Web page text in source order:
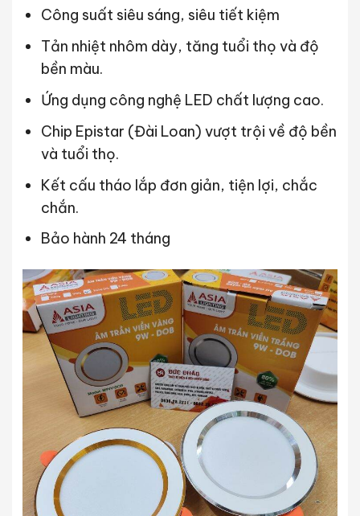
Công suất siêu sáng, siêu tiết kiệm
Tản nhiệt nhôm dày, tăng tuổi thọ và độ
bền màu.
Ứng dụng công nghệ LED chất lượng cao.
Chip Epistar (Đài Loan) vượt trội về độ bền
và tuổi thọ.
Kết cấu tháo lắp đơn giản, tiện lợi, chắc
chắn.
Bảo hành 24 tháng